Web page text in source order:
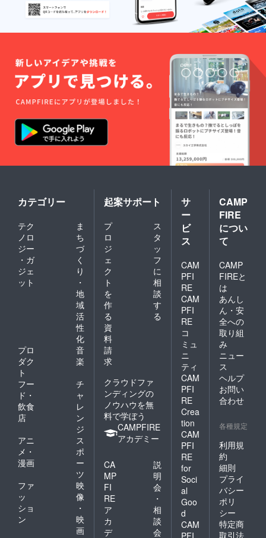
カテゴリー
テク
ノロ
ジー
・ガ
ジェ
ット
ま
ち
づ
く
り
・
地
域
活
性
化
プロ
ダク
ト
音
楽
フー
ド・
飲食
店
チ
ャ
レ
ン
ジ
アニ
メ・
漫画
ス
ポ
ー
ツ
ファ
ッ
ショ
ン
映
像
・
映
画
起案サポート
プ
ロ
ジ
ェ
ク
ト
を
作
る
ス
タ
ッ
フ
に
相
談
す
る
資
料
請
求
クラウドファ
ンディングの
ノウハウを無
料で学ぼう
CAMPFIRE
アカデミー
CA
MP
FI
RE
ア
カ
デ
説
明
会
・
相
談
会
サ
ー
ビ
ス
CAM
PFI
RE
CAM
PFI
RE
コ
ミュ
ニ
ティ
CAM
PFI
RE
Crea
tion
CAM
PFI
RE
for
Soci
al
Goo
d
CAM
PFI
CAMP
FIRE
につい
て
CAMP
FIREと
は
あんし
ん・安
全への
取り組
み
ニュー
ス
ヘルプ
お問い
合わせ
各種規定
利用規
約
細則
プライ
バシー
ポリ
シー
特定商
取引法